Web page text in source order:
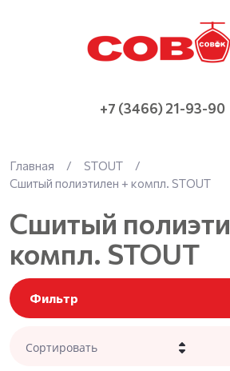
+7 (3466) 21-93-90
Главная / STOUT
/
Сшитый полиэтилен + компл. STOUT
Сшитый
компл. STOUT
Фильтр
Сортировать